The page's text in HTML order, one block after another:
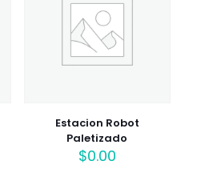
Estacion Robot
Paletizado
$0.00